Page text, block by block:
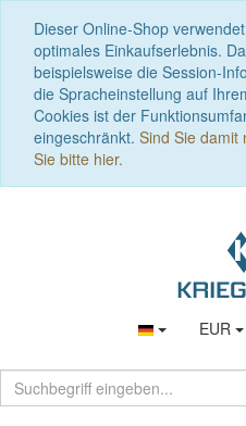
Dieser Online-Shop
optimales Einkaufserlebnis.
beispielsweise die Session-
die Spracheinstellung auf
Cookies ist der
eingeschränkt. Sind Sie damit
Sie bitte hier.
EUR